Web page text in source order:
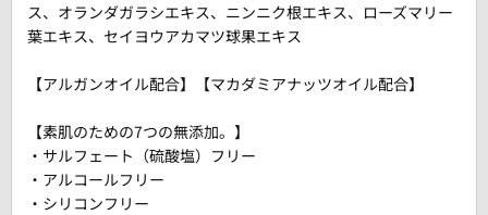
ス、オランダガラシエキス、ニンニク根エキス、ローズマリー
葉エキス、セイヨウアカマツ球果エキス
【アルガンオイル配合】【マカダミアナッツオイル配合】
【素肌のための7つの無添加。】
・サルフェート（硫酸塩）フリー
・アルコールフリー
・シリコンフリー